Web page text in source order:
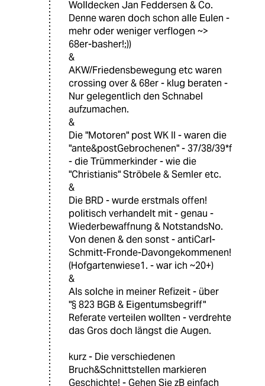
Wolldecken Jan Feddersen & Co.
Denne waren doch schon alle Eulen -
mehr oder weniger verflogen ~>
68er-basher!;))
&
AKW/Friedensbewegung etc waren
crossing over & 68er - klug beraten -
Nur gelegentlich den Schnabel
aufzumachen.
&
Die "Motoren" post WK II - waren die
"ante&postGebrochenen" - 37/38/39*f
- die Trümmerkinder - wie die
"Christianis" Ströbele & Semler etc.
&
Die BRD - wurde erstmals offen!
politisch verhandelt mit - genau -
Wiederbewaffnung & NotstandsNo.
Von denen & den sonst - antiCarl-
Schmitt-Fronde-Davongekommenen!
(Hofgartenwiese1. - war ich ~20+)
&
Als solche in meiner Refizeit - über
"§ 823 BGB & Eigentumsbegriff"
Referate verteilen wollten - verdrehte
das Gros doch längst die Augen.
kurz - Die verschiedenen
Bruch&Schnittstellen markieren
Geschichte! - Gehen Sie zB einfach